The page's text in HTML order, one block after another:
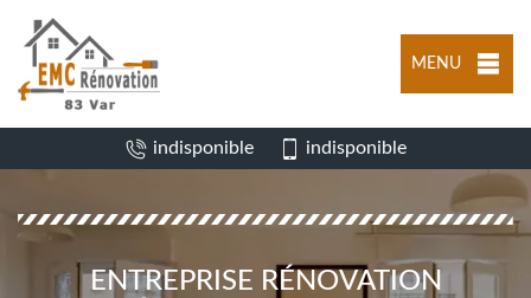
MENU
indisponible indisponible
ENTREPRISE RÉNOVATION